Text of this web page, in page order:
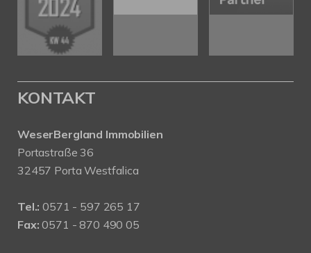
KONTAKT
WeserBergland Immobilien
Portastraße 36
32457 Porta Westfalica
Tel.: 0571 - 597 265 17
Fax: 0571 - 870 490 05